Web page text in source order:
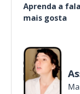
Aprenda a
mais gosta